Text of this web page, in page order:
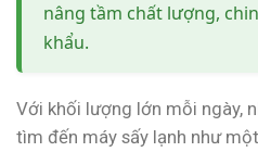
nâng tầm chất lượng,
khẩu.
Với khối lượng lớn mỗi ngày,
tìm đến máy sấy lạnh như